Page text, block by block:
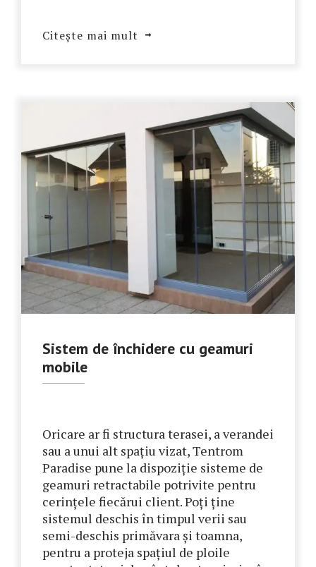
Citește mai mult
Sistem de închidere cu geamuri
mobile
Oricare ar fi structura terasei, a verandei
sau a unui alt spațiu vizat, Tentrom
Paradise pune la dispoziție sisteme de
geamuri retractabile potrivite pentru
cerințele fiecărui client. Poți ține
sistemul deschis în timpul verii sau
semi-deschis primăvara și toamna,
pentru a proteja spațiul de ploile